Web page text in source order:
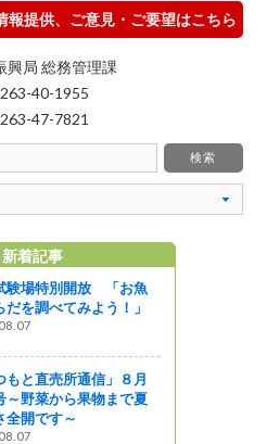
報提供、ご意見・ご要望はこちら
興局 総務管理課
40-1955
47-7821
新着記事
験場特別開放 「お魚
だを調べてみよう！」
もと直売所通信」８月
～野菜から果物まで夏
全開です～